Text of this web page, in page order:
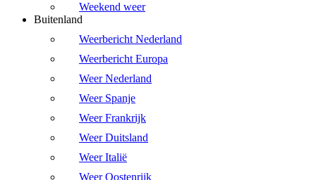
Weekend weer
Buitenland
Weerbericht Nederland
Weerbericht Europa
Weer Nederland
Weer Spanje
Weer Frankrijk
Weer Duitsland
Weer Italië
Weer Oostenrijk